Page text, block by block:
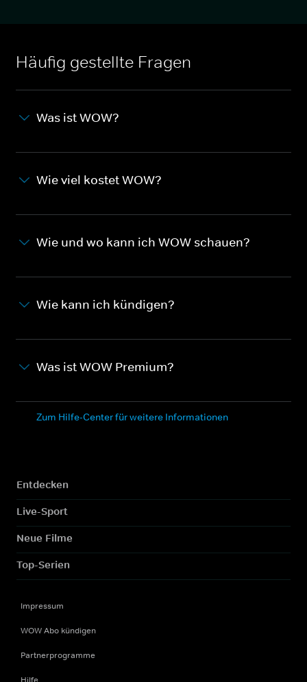
Häufig gestellte Fragen
Was ist WOW?
Wie viel kostet WOW?
Wie und wo kann ich WOW schauen?
Wie kann ich kündigen?
Was ist WOW Premium?
Zum Hilfe-Center für weitere Informationen
Entdecken
Live-Sport
Neue Filme
Top-Serien
Impressum
WOW Abo kündigen
Partnerprogramme